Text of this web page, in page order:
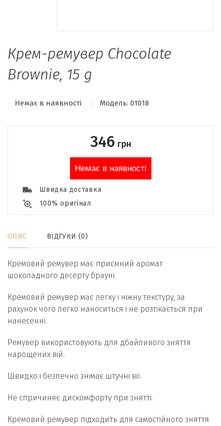
Крем-ремувер Chocolate
Brownie, 15 g
Немає в наявності Модель: 01018
346 грн
Немає в наявності
Швидка доставка
100% оригінал
ОПИС ВІДГУКИ (0)
Кремовий ремувер має приємний аромат
шоколадного десерту брауні.
Кремовий ремувер має легку і ніжну текстуру, за
рахунок чого легко наноситься і не розтікається при
нанесенні.
Ремувер використовують для дбайливого зняття
нарощених вій.
Швидко і безпечно знімає штучні вії.
Не спричиняє дискомфорту при знятті.
Кремовий ремувер підходить для самостійного зняття